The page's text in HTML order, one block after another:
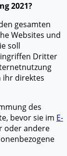
2021?
gesamten
Websites und
soll
Dritter
ihr direktes
des
bevor sie im E-
oder andere